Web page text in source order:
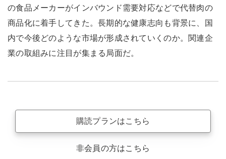
の食品メーカーがインバウンド需要対応などで代替肉の
商品化に着手してきた。長期的な健康志向も背景に、国
内で今後どのような市場が形成されていくのか。関連企
業の取組みに注目が集まる局面だ。
購読プランはこちら
非会員の方はこちら